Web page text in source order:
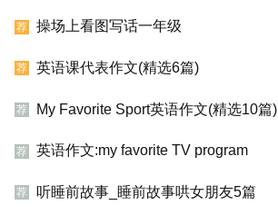
荐 操场上看图写话一年级
荐 英语课代表作文(精选6篇)
荐 My Favorite Sport英语作文(精选10篇)
荐 英语作文:my favorite TV program
荐 听睡前故事_睡前故事哄女朋友5篇